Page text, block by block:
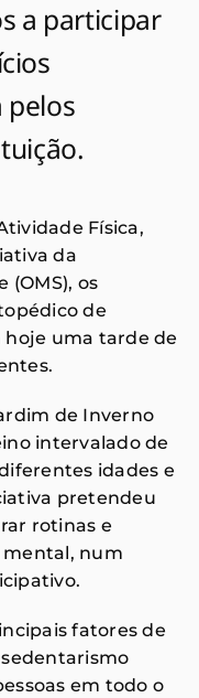
a participar
pelos
Física,
da
(OMS), os
de
hoje uma tarde de
de Inverno
intervalado de
idades e
pretendeu
rotinas e
mental, num
fatores de
sedentarismo
em todo o